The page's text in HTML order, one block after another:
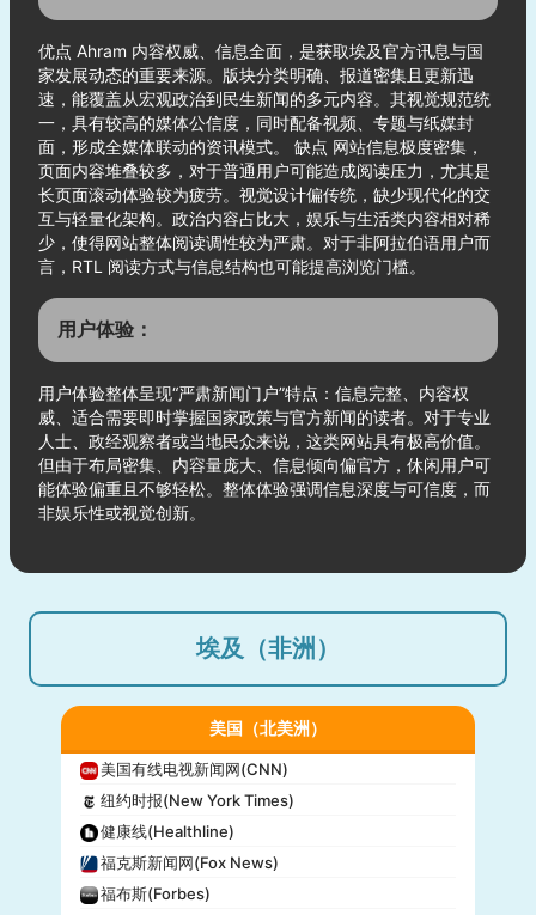
优点 Ahram 内容权威、信息全面，是获取埃及官方讯息与国
家发展动态的重要来源。版块分类明确、报道密集且更新迅
速，能覆盖从宏观政治到民生新闻的多元内容。其视觉规范统
一，具有较高的媒体公信度，同时配备视频、专题与纸媒封
面，形成全媒体联动的资讯模式。 缺点 网站信息极度密集，
页面内容堆叠较多，对于普通用户可能造成阅读压力，尤其是
长页面滚动体验较为疲劳。视觉设计偏传统，缺少现代化的交
互与轻量化架构。政治内容占比大，娱乐与生活类内容相对稀
少，使得网站整体阅读调性较为严肃。对于非阿拉伯语用户而
言，RTL 阅读方式与信息结构也可能提高浏览门槛。
用户体验：
用户体验整体呈现“严肃新闻门户”特点：信息完整、内容权
威、适合需要即时掌握国家政策与官方新闻的读者。对于专业
人士、政经观察者或当地民众来说，这类网站具有极高价值。
但由于布局密集、内容量庞大、信息倾向偏官方，休闲用户可
能体验偏重且不够轻松。整体体验强调信息深度与可信度，而
非娱乐性或视觉创新。
埃及（非洲）
美国（北美洲）
美国有线电视新闻网(CNN)
纽约时报(New York Times)
健康线(Healthline)
福克斯新闻网(Fox News)
福布斯(Forbes)